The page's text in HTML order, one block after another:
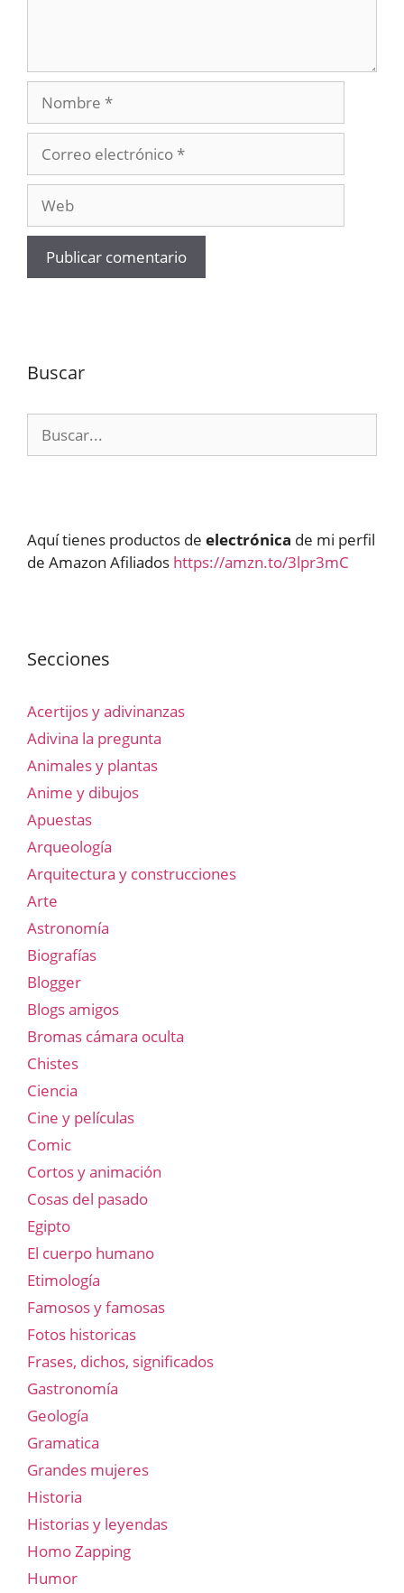
Nombre
electrónico
Buscar
Aquí tienes productos de electrónica de mi perfil
de Amazon Afiliados https://amzn.to/3lpr3mC
Secciones
Acertijos y adivinanzas
Adivina la pregunta
Animales y plantas
Anime y dibujos
Apuestas
Arqueología
Arquitectura y construcciones
Arte
Astronomía
Biografías
Blogger
Blogs amigos
Bromas cámara oculta
Chistes
Ciencia
Cine y películas
Comic
Cortos y animación
Cosas del pasado
Egipto
El cuerpo humano
Etimología
Famosos y famosas
Fotos historicas
Frases, dichos, significados
Gastronomía
Geología
Gramatica
Grandes mujeres
Historia
Historias y leyendas
Homo Zapping
Humor